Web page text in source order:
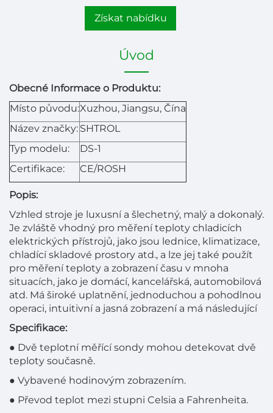
Získat nabídku
Úvod
Obecné Informace o Produktu:
Místo původu:Xuzhou, Jiangsu, Čína
Název značky: SHTROL
Typ modelu:
DS-1
Certifikace:
CE/ROSH
Popis:
Vzhled stroje je luxusní a šlechetný, malý a dokonalý.
Je zvláště vhodný pro měření teploty chladicích
elektrických přístrojů, jako jsou lednice, klimatizace,
chladící skladové prostory atd., a lze jej také použít
pro měření teploty a zobrazení času v mnoha
situacích, jako je domácí, kancelářská, automobilová
atd. Má široké uplatnění, jednoduchou a pohodlnou
operaci, intuitivní a jasná zobrazení a má následující
Specifikace:
● Dvě teplotní měřící sondy mohou detekovat dvě
teploty současně.
● Vybavené hodinovým zobrazením.
● Převod teplot mezi stupni Celsia a Fahrenheita.